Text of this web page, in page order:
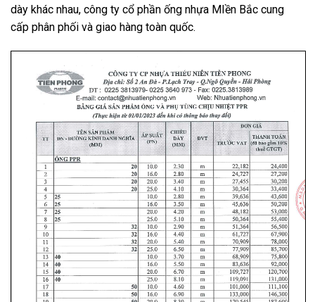
dày khác nhau, công ty cổ phần ống nhựa MIền Bắc cung
cấp phân phối và giao hàng toàn quốc.